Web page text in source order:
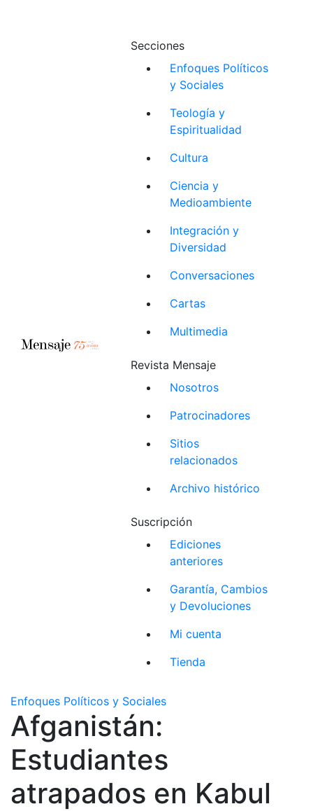
Secciones
Enfoques Políticos
y Sociales
Teología y
Espiritualidad
Cultura
Ciencia y
Medioambiente
Integración y
Diversidad
Conversaciones
Cartas
Multimedia
Revista Mensaje
Nosotros
Patrocinadores
Sitios
relacionados
Archivo histórico
Suscripción
Ediciones
anteriores
Garantía, Cambios
y Devoluciones
Mi cuenta
Tienda
Enfoques Políticos y Sociales
Afganistán:
Estudiantes
atrapados en Kabul